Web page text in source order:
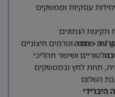
עסקיות וממשקים
הנתונים
פנסיה וגורמים חיצוניים
ושיפור תהליכי
ת – חובה
תחת לחץ ובממשקים
השלום